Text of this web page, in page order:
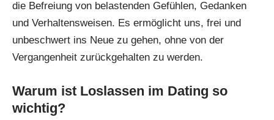
die Befreiung von belastenden Gefühlen, Gedanken
und Verhaltensweisen. Es ermöglicht uns, frei und
unbeschwert ins Neue zu gehen, ohne von der
Vergangenheit zurückgehalten zu werden.
Warum ist Loslassen im Dating so
wichtig?